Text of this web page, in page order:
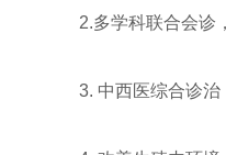
2.多学科联合会诊
3. 中西医综合诊